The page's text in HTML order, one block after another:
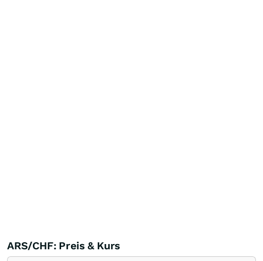
ARS/CHF: Preis & Kurs